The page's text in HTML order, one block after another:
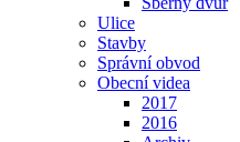
Ulice
Stavby
Správní obvod
Obecní videa
2017
2016